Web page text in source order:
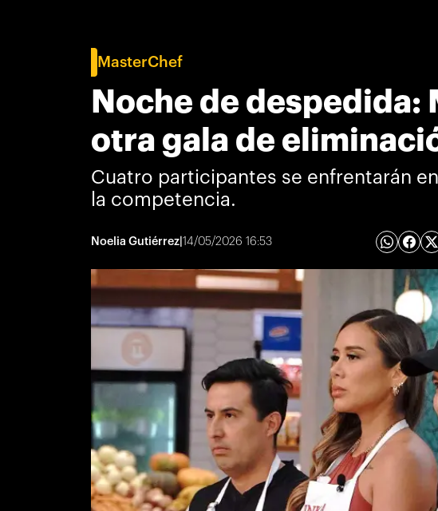
MasterChef
Noche de
otra gala de
Cuatro participantes se enfrentarán
la competencia.
Noelia Gutiérrez 14/05/2026 16:53